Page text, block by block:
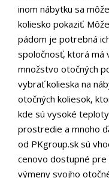
inom nábytku sa
koliesko pokaziť.
pádom je potrebná
spoločnosť, ktorá má
množstvo otočných
vybrať kolieska na
otočných koliesok,
kde sú vysoké
prostredie a mnoho
od PKgroup.sk sú
cenovo dostupné pre
výmeny svojho